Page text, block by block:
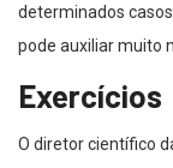
determinados
pode auxiliar muito
Exercícios
O diretor científico